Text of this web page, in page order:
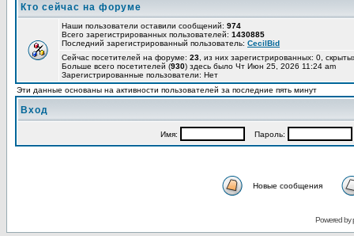
Кто сейчас на форуме
Наши пользователи оставили сообщений: 974
Всего зарегистрированных пользователей: 1430885
Последний зарегистрированный пользователь: CecilBid
Сейчас посетителей на форуме: 23 , из них зарегистрированных: 0,
Больше всего посетителей (930) здесь было Чт Июн 25, 2026 11:24 am
Зарегистрированные пользователи: Нет
Эти данные основаны на активности пользователей за последние пять минут
Вход
Имя: Пароль:
Новые сообщения
Powered by